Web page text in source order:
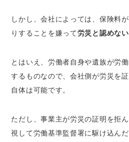
しかし、会社によっては、保険料
りすることを嫌って労災と認めない
とはいえ、労働者自身や遺族が労
するものなので、会社側が労災を
自体は可能です。
ただし、事業主が労災の証明を拒
視して労働基準監督署に駆け込ん